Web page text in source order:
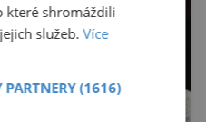
které shromáždili
služeb.Více
PARTNERY(1616)